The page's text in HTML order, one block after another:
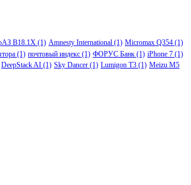
В18.1Х (1) Amnesty International (1) Micromax Q354 (1)
(1) почтовый индекс (1) ФОРУС Банк (1) iPhone 7 (1)
DeepStack AI (1) Sky Dancer (1) Lumigon T3 (1) Meizu M5